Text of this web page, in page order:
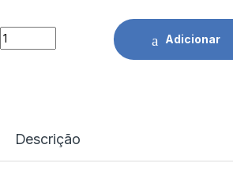
Ficha RJ45 CAT5E Unidade quantidade
Adicionar
Descrição